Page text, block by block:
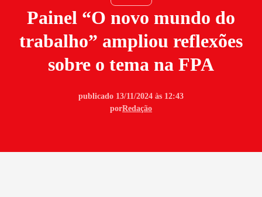
Painel “O novo mundo do
trabalho” ampliou reflexões
sobre o tema na FPA
publicado 13/11/2024 às 12:43
porRedação